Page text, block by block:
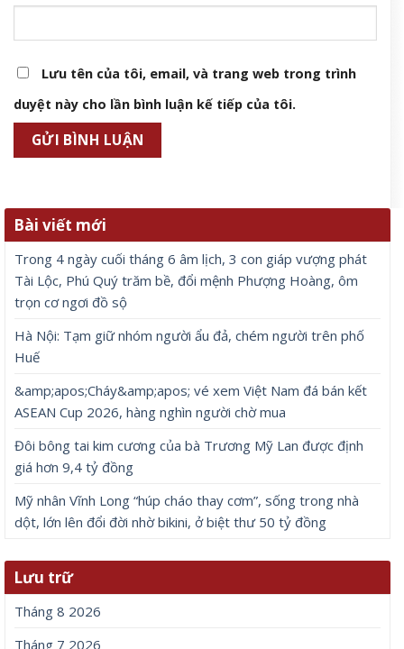
Lưu tên của tôi, email, và trang web trong trình
duyệt này cho lần bình luận kế tiếp của tôi.
Bài viết mới
Trong 4 ngày cuối tháng 6 âm lịch, 3 con giáp vượng phát
Tài Lộc, Phú Quý trăm bề, đổi mệnh Phượng Hoàng, ôm
trọn cơ ngơi đồ sộ
Hà Nội: Tạm giữ nhóm người ẩu đả, chém người trên phố
Huế
&amp;apos;Cháy&amp;apos; vé xem Việt Nam đá bán kết
ASEAN Cup 2026, hàng nghìn người chờ mua
Đôi bông tai kim cương của bà Trương Mỹ Lan được định
giá hơn 9,4 tỷ đồng
Mỹ nhân Vĩnh Long “húp cháo thay cơm”, sống trong nhà
dột, lớn lên đổi đời nhờ bikini, ở biệt thư 50 tỷ đồng
Lưu trữ
Tháng 8 2026
Tháng 7 2026